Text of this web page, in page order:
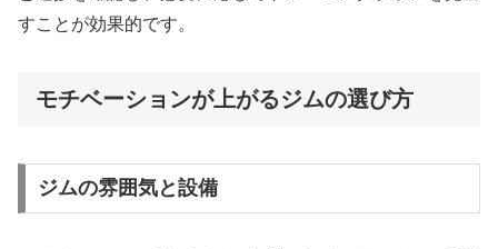
すことが効果的です。
モチベーションが上がるジムの選び方
ジムの雰囲気と設備